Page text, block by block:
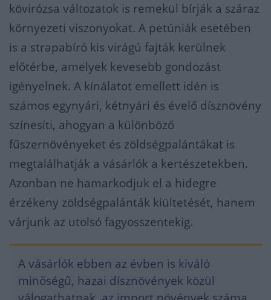
kövirózsa változatok is remekül bírják a száraz
környezeti viszonyokat. A petúniák esetében
is a strapabíró kis virágú fajták kerülnek
előtérbe, amelyek kevesebb gondozást
igényelnek. A kínálatot emellett idén is
számos egynyári, kétnyári és évelő dísznövény
színesíti, ahogyan a különböző
fűszernövényeket és zöldségpalántákat is
megtalálhatják a vásárlók a kertészetekben.
Azonban ne hamarkodjuk el a hidegre
érzékeny zöldségpalánták kiültetését, hanem
várjunk az utolsó fagyosszentekig.
A vásárlók ebben az évben is kiváló
minőségű, hazai dísznövények közül